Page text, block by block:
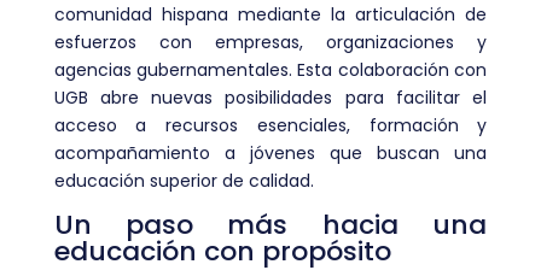
comunidad hispana mediante la articulación de
esfuerzos con empresas, organizaciones y
agencias gubernamentales. Esta colaboración con
UGB abre nuevas posibilidades para facilitar el
acceso a recursos esenciales, formación y
acompañamiento a jóvenes que buscan una
educación superior de calidad.
Un paso más hacia una
educación con propósito